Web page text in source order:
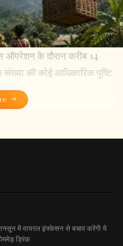
ऑपरेशन के दौरान करीब 14
संख्या की कोई आधिकारिक पुष्टि
में वायरल इंफ्केशन से बचाव करेंगी ये
ड्रिंक